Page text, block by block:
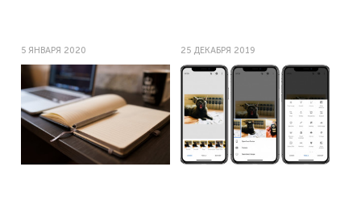
5 ЯНВАРЯ 2020 25 ДЕКАБРЯ 2019